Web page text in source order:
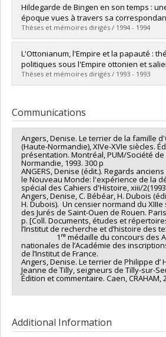
Graduate :Michaud, Steve
Cycle :Master's
Grade :M. Sc.
Lien vers le document dans Papyrus
Hildegarde de Bingen en son temps :
époque vues à travers sa
Thèses et mémoires dirigés / 1994 - 1994
Graduate :Roussel, Gisèle
Cycle :Master's
Grade :M.A.
Lien vers le document dans Papyrus
L'Ottonianum, l'Empire et la papauté :
politiques sous l'Empire ottonien et
Thèses et mémoires dirigés / 1993 - 1993
Cycle :Master's
Grade :M.A.
Lien vers le document dans Papyrus
Communications
Angers, Denise. Le terrier de la famille
(Haute-Normandie), XIVe-XVIe siècles.
présentation. Montréal, PUM/Société
Normandie, 1993. 300 p
ANGERS, Denise (édit.). Regards
le Nouveau Monde: l'expérience de la
spécial des Cahiers d'Histoire, xiii/
Angers, Denise, C. Bébéar, H. Dubois
H. Dubois). Un censier normand du XIIIe
des Jurés de Saint-Ouen de Rouen.
p. [Coll. Documents, études et
l’Institut de recherche et d’histoire des
1 re médaille du concours des
nationales de l’Académie des
de l’Institut de France.
Angers, Denise. Le terrier de Philippe d’
Jeanne de Tilly, seigneurs de Tilly-sur-
Édition et commentaire. Caen, CRAHAM,
Additional Information